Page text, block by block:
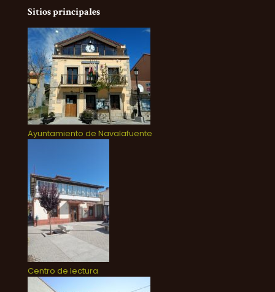
Sitios principales
Ayuntamiento de Navalafuente
Centro de lectura